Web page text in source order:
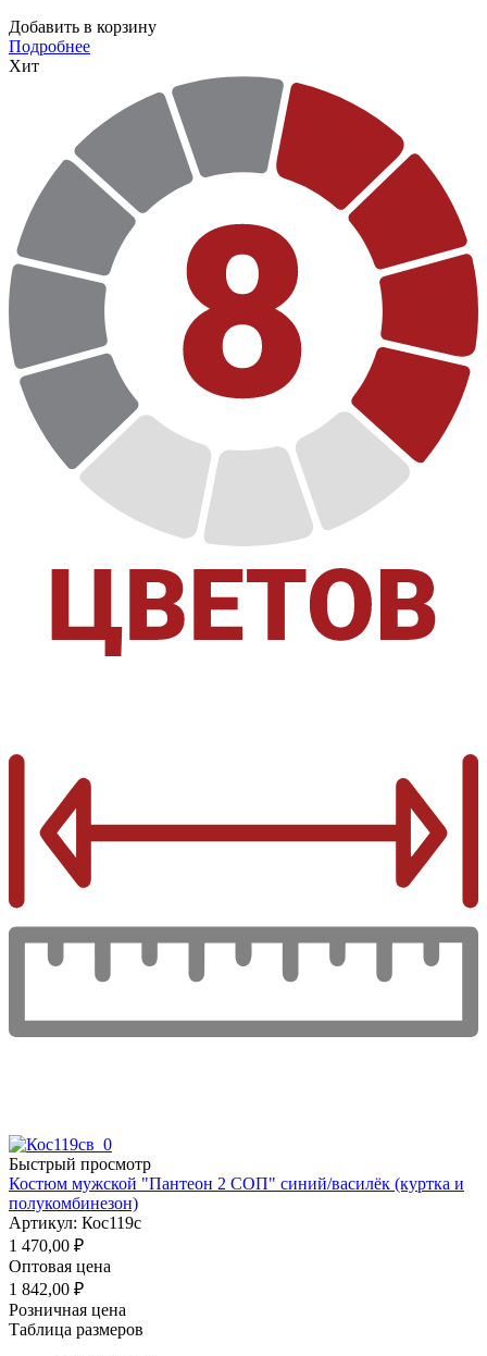
Добавить в корзину
Подробнее
Хит
Быстрый просмотр
Костюм мужской "Пантеон 2 СОП" синий/василёк (куртка и
полукомбинезон)
Артикул: Кос119с
1 470,00 ₽
Оптовая цена
1 842,00 ₽
Розничная цена
Таблица размеров